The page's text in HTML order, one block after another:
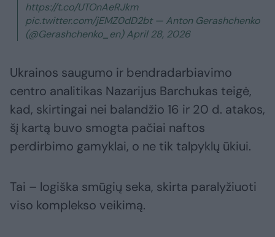
https://t.co/UTOnAeRJkm
pic.twitter.com/jEMZ0dD2bt — Anton Gerashchenko
(@Gerashchenko_en) April 28, 2026
Ukrainos saugumo ir bendradarbiavimo
centro analitikas Nazarijus Barchukas teigė,
kad, skirtingai nei balandžio 16 ir 20 d. atakos,
šį kartą buvo smogta pačiai naftos
perdirbimo gamyklai, o ne tik talpyklų ūkiui.
Tai – logiška smūgių seka, skirta paralyžiuoti
viso komplekso veikimą.